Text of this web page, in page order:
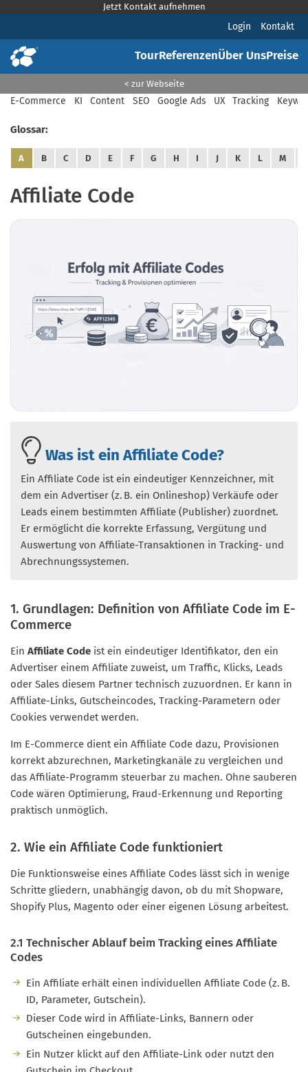
Jetzt Kontakt aufnehmen
Login Kontakt
TourReferenzenÜber UnsPreise
< zur Webseite
E-Commerce KI Content SEO Google Ads UX Tracking
Glossar:
A B C D E F G H I J K L M
Affiliate Code
Was ist ein Affiliate Code?
Ein Affiliate Code ist ein eindeutiger Kennzeichner, mit
dem ein Advertiser (z. B. ein Onlineshop) Verkäufe oder
Leads einem bestimmten Affiliate (Publisher) zuordnet.
Er ermöglicht die korrekte Erfassung, Vergütung und
Auswertung von Affiliate-Transaktionen in Tracking- und
Abrechnungssystemen.
1. Grundlagen: Definition von Affiliate Code im E-
Commerce
Ein Affiliate Code ist ein eindeutiger Identifikator, den ein
Advertiser einem Affiliate zuweist, um Traffic, Klicks, Leads
oder Sales diesem Partner technisch zuzuordnen. Er kann in
Affiliate-Links, Gutscheincodes, Tracking-Parametern oder
Cookies verwendet werden.
Im E-Commerce dient ein Affiliate Code dazu, Provisionen
korrekt abzurechnen, Marketingkanäle zu vergleichen und
das Affiliate-Programm steuerbar zu machen. Ohne sauberen
Code wären Optimierung, Fraud-Erkennung und Reporting
praktisch unmöglich.
2. Wie ein Affiliate Code funktioniert
Die Funktionsweise eines Affiliate Codes lässt sich in wenige
Schritte gliedern, unabhängig davon, ob du mit Shopware,
Shopify Plus, Magento oder einer eigenen Lösung arbeitest.
2.1 Technischer Ablauf beim Tracking eines Affiliate
Codes
Ein Affiliate erhält einen individuellen Affiliate Code (z. B.
ID, Parameter, Gutschein).
Dieser Code wird in Affiliate-Links, Bannern oder
Gutscheinen eingebunden.
Ein Nutzer klickt auf den Affiliate-Link oder nutzt den